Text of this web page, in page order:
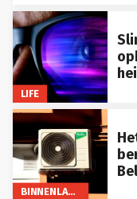
LIFE
BINNENLAND